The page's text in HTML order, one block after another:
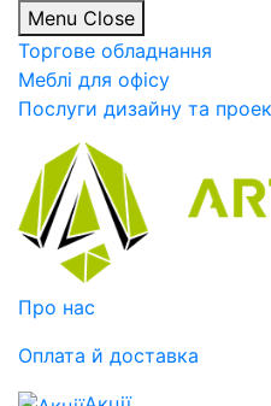
Menu Close
Торгове обладнання
Меблі для офісу
Послуги дизайну та
Про нас
Оплата й доставка